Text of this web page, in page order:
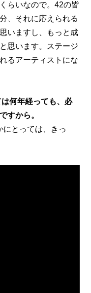
らいなので。42の皆
、それに応えられる
いますし、もっと成
思います。ステージ
るアーティストにな
何年経っても、必
すから。
にとっては、きっ